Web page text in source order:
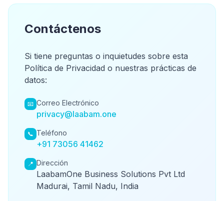
Contáctenos
Si tiene preguntas o inquietudes sobre esta
Política de Privacidad o nuestras prácticas de
datos:
📧 Correo Electrónico
privacy@laabam.one
📞 Teléfono
+91 73056 41462
📍 Dirección
LaabamOne Business Solutions Pvt Ltd
Madurai, Tamil Nadu, India